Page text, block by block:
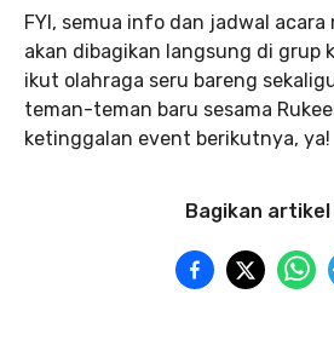
FYI, semua info dan jadwal acara
akan dibagikan langsung di grup
ikut olahraga seru bareng
teman-teman baru sesama
ketinggalan event berikutnya, ya!
Bagikan artikel